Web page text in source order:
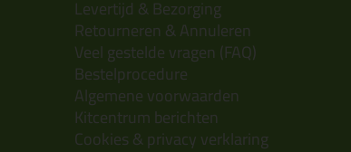
Levertijd & Bezorging
Retourneren & Annuleren
Veel gestelde vragen (FAQ)
Bestelprocedure
Algemene voorwaarden
Kitcentrum berichten
Cookies & privacy verklaring